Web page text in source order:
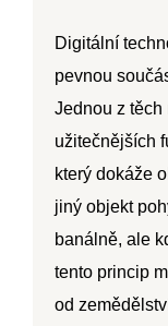
Digitální
pevnou
Jednou z těch
užitečnějších
který dokáže
jiný objekt
banálně, ale
tento princip
od